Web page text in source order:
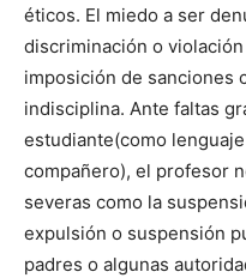
éticos. El miedo a ser
discriminación o
imposición de sanciones
indisciplina. Ante faltas
estudiante(como
compañero), el profesor
severas como la
expulsión o suspensión
padres o algunas